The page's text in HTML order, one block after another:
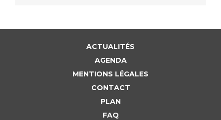
ACTUALITÉS
AGENDA
MENTIONS LÉGALES
CONTACT
PLAN
FAQ